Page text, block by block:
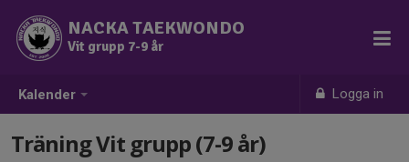
Kalender Logga in
NACKA TAEKWONDO
Vit grupp 7-9 år
Träning Vit grupp (7-9 år)